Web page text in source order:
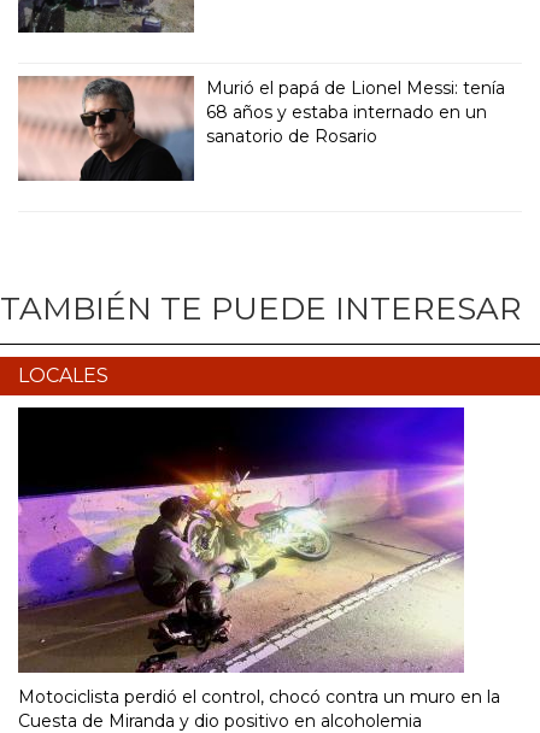
Murió el papá de Lionel Messi: tenía
68 años y estaba internado en un
sanatorio de Rosario
TAMBIÉN TE PUEDE INTERESAR
LOCALES
Motociclista perdió el control, chocó contra un muro en la
Cuesta de Miranda y dio positivo en alcoholemia